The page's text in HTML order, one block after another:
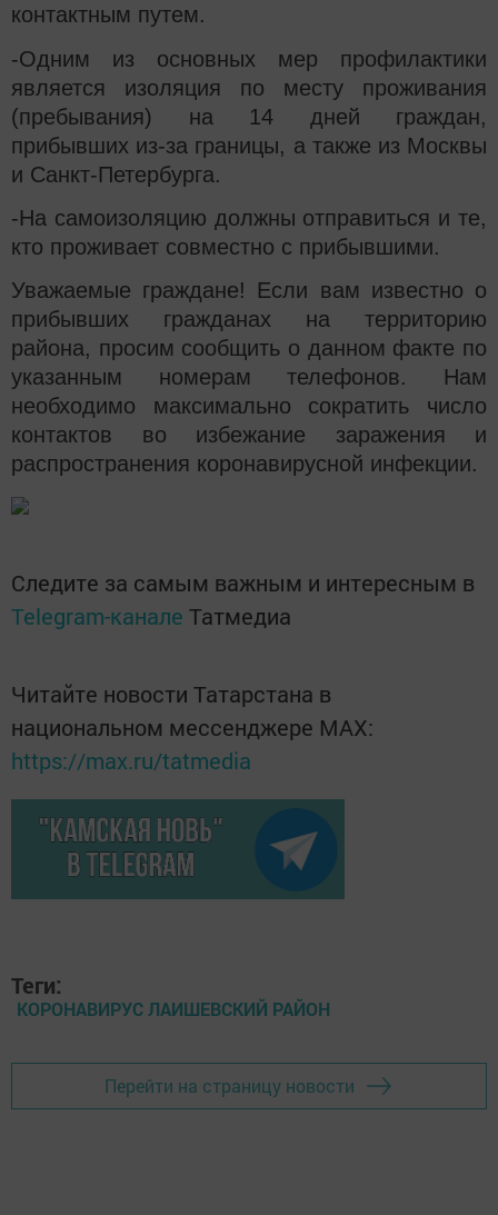
контактным путем.
-Одним из основных мер профилактики
является изоляция по месту проживания
(пребывания) на 14 дней граждан,
прибывших из-за границы, а также из Москвы
и Санкт-Петербурга.
-На самоизоляцию должны отправиться и те,
кто проживает совместно с прибывшими.
Уважаемые граждане! Если вам известно о
прибывших гражданах на территорию
района, просим сообщить о данном факте по
указанным номерам телефонов. Нам
необходимо максимально сократить число
контактов во избежание заражения и
распространения коронавирусной инфекции.
Следите за самым важным и интересным в
Telegram-канале Татмедиа
Читайте новости Татарстана в
национальном мессенджере MАХ:
https://max.ru/tatmedia
Теги:
КОРОНАВИРУС ЛАИШЕВСКИЙ РАЙОН
Перейти на страницу новости